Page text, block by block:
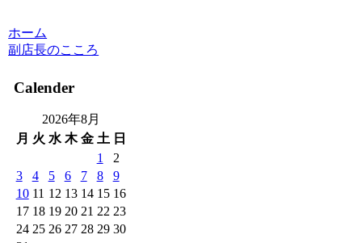
ホーム
副店長のこころ
Calender
2026年8月
月 火 水 木 金 土 日
1
2
3
4 5 6 7 8
9
10 11 12 13 14 15 16
17 18 19 20 21 22 23
24 25 26 27 28 29 30